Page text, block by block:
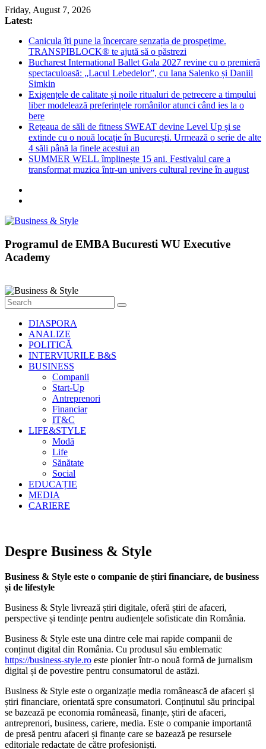
Skip
to
Friday, August 7, 2026
Latest:
Canicula îți pune la încercare senzația de prospețime.
TRANSPIBLOCK® te ajută să o păstrezi
Bucharest International Ballet Gala 2027 revine cu o premieră
spectaculoasă: „Lacul Lebedelor”, cu Iana Salenko și Daniil
Simkin
Exigențele de calitate și noile ritualuri de petrecere a timpului
liber modelează preferințele românilor atunci când ies la o
bere
Rețeaua de săli de fitness SWEAT devine Level Up și se
extinde cu o nouă locație în București. Urmează o serie de alte
4 săli până la finele acestui an
SUMMER WELL împlinește 15 ani. Festivalul care a
transformat muzica într-un univers cultural revine în august
Business
&
Știri
cu
Programul de EMBA Bucuresti WU Executive
Academy
DIASPORA
ANALIZE
POLITICĂ
INTERVIURILE B&S
BUSINESS
Companii
Start-Up
Antreprenori
Financiar
IT&C
LIFE&STYLE
Modă
Life
Sănătate
Social
EDUCAȚIE
MEDIA
CARIERE
Despre Business & Style
Business & Style este o companie de știri financiare, de business
și de lifestyle
Business & Style livrează știri digitale, oferă știri de afaceri,
perspective și tendințe pentru audiențele sofisticate din România.
Business & Style este una dintre cele mai rapide companii de
conținut digital din România. Cu produsul său emblematic
https://business-style.ro este pionier într-o nouă formă de jurnalism
digital și de povestire pentru consumatorul de astăzi.
Business & Style este o organizație media românească de afaceri și
știri financiare, orientată spre consumatori. Conținutul său principal
se bazează pe economia româneasă, finanțe, știri de afaceri,
antreprenori, business, cariere, media. Este o companie importantă
de presă pentru afaceri și finanțe care se bazează pe resursele
editoriale redactate de către profesioniști.